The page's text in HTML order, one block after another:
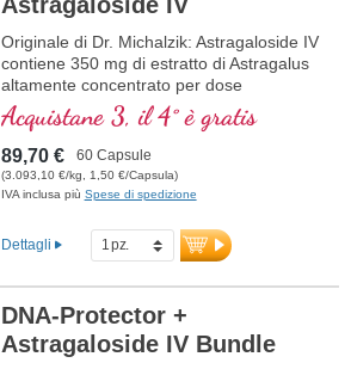
Originale di Dr. Michalzik: Astragaloside IV
contiene 350 mg di estratto di Astragalus
altamente concentrato per dose
giornaliera (1 capsula), di cui 50 mg di
Astragaloside IV puro. Questo estratto
concentrato 50 volte è derivato da
Astragalus membranaceus ed è ideale
per chi desidera migliorare naturalmente
ulteriori informazioni su
Acquistane 3, il 4° è gratis
89,70 € 60 Capsule
(3.093,10 €/kg, 1,50 €/Capsula)
IVA inclusa più Spese di spedizione
Dettagli
DNA-Protector +
Astragaloside IV Bundle